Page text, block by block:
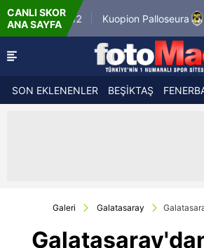
CANLI SKOR
ANA SAYFA
Match 12 Kuopion Palloseura
SON EKLENENLER BEŞİKTAŞ
Galeri Galatasaray